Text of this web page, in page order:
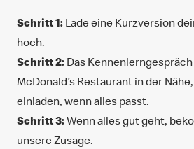
Schritt 1: Lade eine Kurzversion
hoch.
Schritt 2: Das
McDonald’s Restaurant in der
einladen, wenn alles passt.
Schritt 3:Wenn alles gut geht,
unsere Zusage.